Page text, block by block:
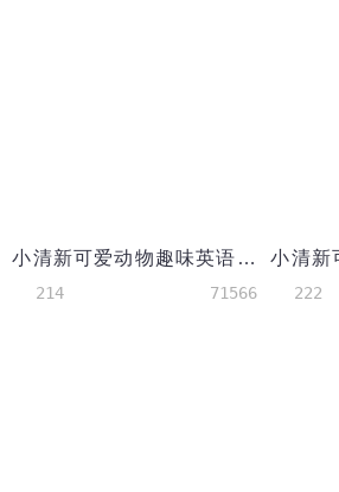
小清新可爱动物趣味英语手抄报
214 71566
小清新
222